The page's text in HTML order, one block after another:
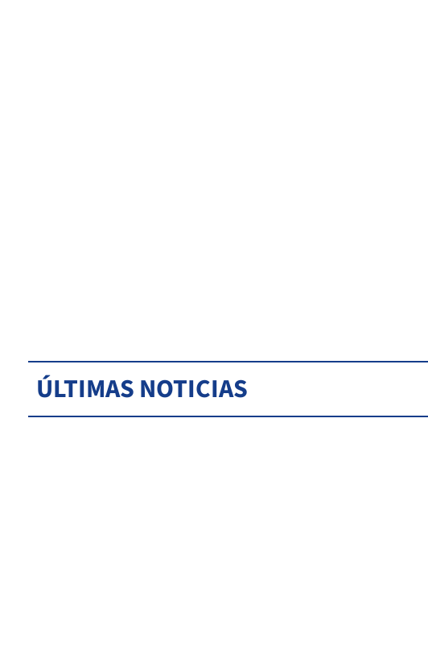
ÚLTIMAS NOTICIAS